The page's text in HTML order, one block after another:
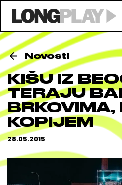
Novosti
KIŠU IZ
TERAJU
BRKOVIMA,
KOPIJEM
28.05.2015